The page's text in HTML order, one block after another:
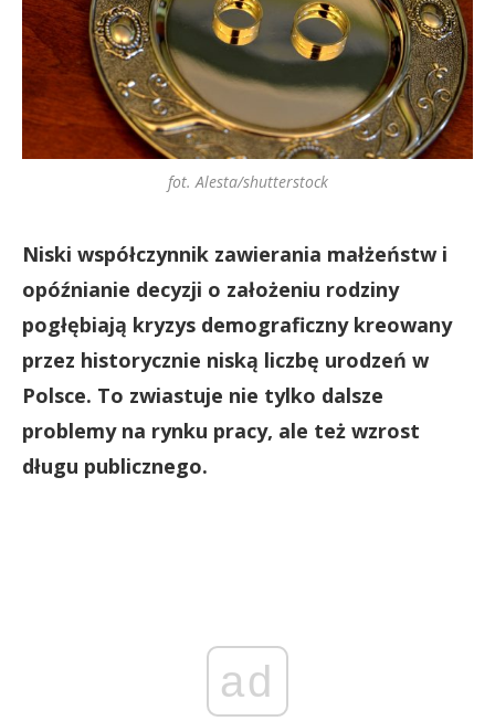
fot. Alesta/shutterstock
Niski współczynnik zawierania małżeństw i
opóźnianie decyzji o założeniu rodziny
pogłębiają kryzys demograficzny kreowany
przez historycznie niską liczbę urodzeń w
Polsce. To zwiastuje nie tylko dalsze
problemy na rynku pracy, ale też wzrost
długu publicznego.
ad